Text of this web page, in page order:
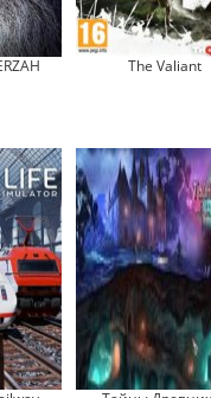
The Valiant